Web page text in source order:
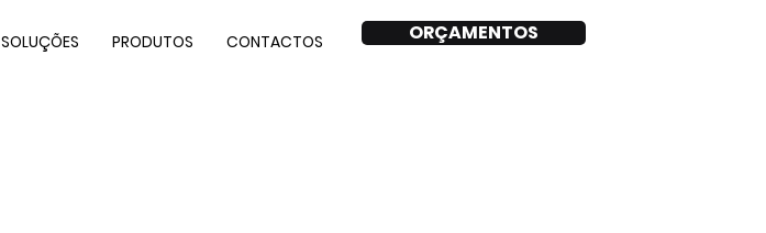
SOLUÇÕES PRODUTOS CONTACTOS ORÇAMENTOS